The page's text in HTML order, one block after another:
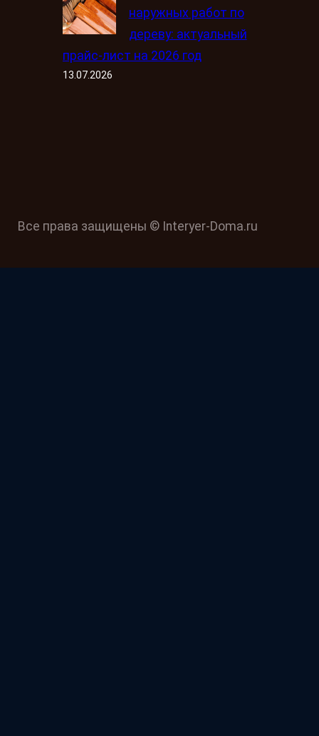
наружных работ по
дереву: актуальный
прайс-лист на 2026 год
13.07.2026
Все права защищены © Interyer-Doma.ru